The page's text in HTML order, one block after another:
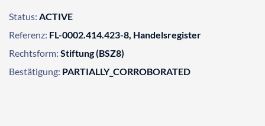
Status: ACTIVE
Referenz: FL-0002.414.423-8, Handelsregister
Rechtsform: Stiftung (BSZ8)
Bestätigung: PARTIALLY_CORROBORATED